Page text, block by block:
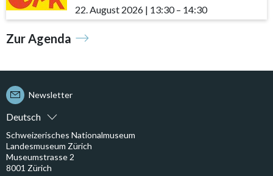
22. August 2026 | 13:30accessibility.time_to
– 14:30
Zur Agenda
Deutsch
Newsletter
Schweizerisches Nationalmuseum
Landesmuseum Zürich
Museumstrasse 2
8001 Zürich